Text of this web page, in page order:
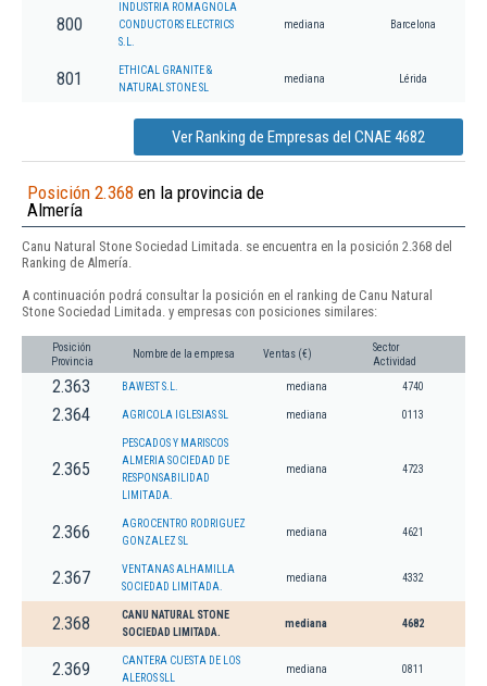
800
INDUSTRIA ROMAGNOLA
CONDUCTORS ELECTRICS
S.L.
mediana Barcelona
801
ETHICAL GRANITE &
NATURAL STONE SL
mediana Lérida
Ver Ranking de Empresas del CNAE 4682
Posición 2.368 en la provincia de
Almería
Canu Natural Stone Sociedad Limitada. se encuentra en la posición 2.368 del
Ranking de Almería.
A continuación podrá consultar la posición en el ranking de Canu Natural
Stone Sociedad Limitada. y empresas con posiciones similares:
Posición
Provincia
Nombre de la empresa Ventas (€)
Sector
Actividad
2.363 BAWEST S.L. mediana 4740
2.364 AGRICOLA IGLESIAS SL mediana 0113
2.365
PESCADOS Y MARISCOS
ALMERIA SOCIEDAD DE
RESPONSABILIDAD
LIMITADA.
mediana 4723
2.366
AGROCENTRO RODRIGUEZ
GONZALEZ SL
mediana 4621
2.367
VENTANAS ALHAMILLA
SOCIEDAD LIMITADA.
mediana 4332
2.368
CANU NATURAL STONE
SOCIEDAD LIMITADA.
mediana 4682
2.369
CANTERA CUESTA DE LOS
ALEROS SLL
mediana 0811